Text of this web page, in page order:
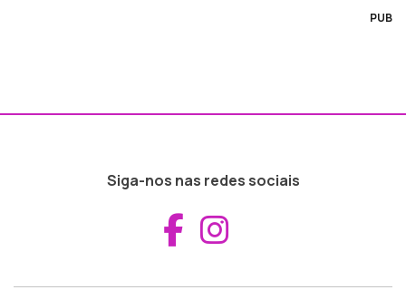
PUB
Siga-nos nas redes sociais
Aceder ao